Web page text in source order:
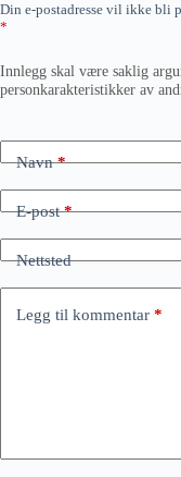
Din e-postadresse vil ikke bli
*
Innlegg skal være saklig
personkarakteristikker av
Navn*
E-post*
Nettsted
Legg til kommentar *